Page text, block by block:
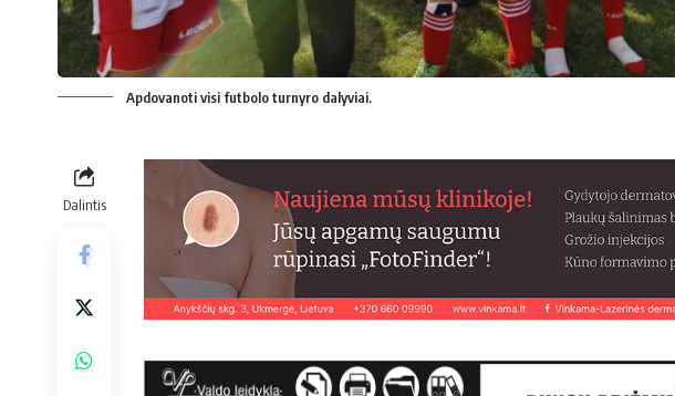
Apdovanoti visi futbolo turnyro dalyviai.
Dalintis